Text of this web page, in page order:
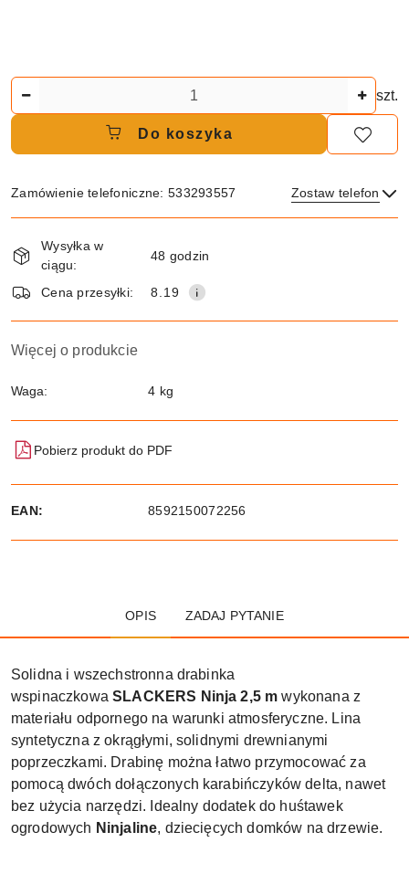
szt.
Do koszyka
Zamówienie telefoniczne: 533293557 Zostaw telefon
i
dostawa
Wysyłka w
ciągu:
48 godzin
Cena przesyłki: 8.19
Więcej o produkcie
Waga: 4 kg
Pobierz produkt do PDF
EAN: 8592150072256
OPIS ZADAJ PYTANIE
Solidna i wszechstronna drabinka
wspinaczkowaSLACKERS Ninja 2,5 m wykonana z
materiału odpornego na warunki atmosferyczne. Lina
syntetyczna z okrągłymi, solidnymi drewnianymi
poprzeczkami. Drabinę można łatwo przymocować za
pomocą dwóch dołączonych karabińczyków delta, nawet
bez użycia narzędzi. Idealny dodatek do huśtawek
ogrodowych Ninjaline, dziecięcych domków na drzewie.